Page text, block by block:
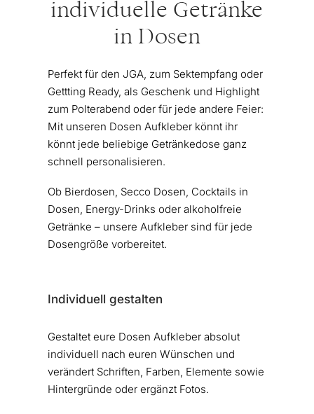
individuelle Getränke
in Dosen
Perfekt für den JGA, zum Sektempfang oder
Gettting Ready, als Geschenk und Highlight
zum Polterabend oder für jede andere Feier:
Mit unseren Dosen Aufkleber könnt ihr
könnt jede beliebige Getränkedose ganz
schnell personalisieren.
Ob Bierdosen, Secco Dosen, Cocktails in
Dosen, Energy-Drinks oder alkoholfreie
Getränke – unsere Aufkleber sind für jede
Dosengröße vorbereitet.
Individuell gestalten
Gestaltet eure Dosen Aufkleber absolut
individuell nach euren Wünschen und
verändert Schriften, Farben, Elemente sowie
Hintergründe oder ergänzt Fotos.